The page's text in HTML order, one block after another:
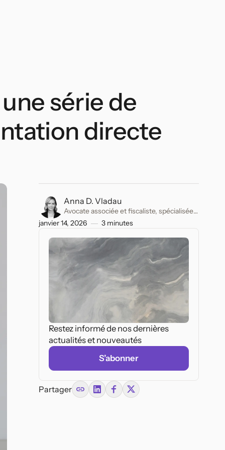
série de
directe
Anna D. Vladau
Avocate associée et fiscaliste, spécialisée
en planification fiscale suisse et
en droit fiscal et droit privé.
janvier 14, 2026 3 minutes
Partager
Geneva
Glarus
Source vérifiée
Planning(SR 700)
Swiss Criminal Procedure
(SR 312.0)
Source: Swiss Federal
Restez informé de nos dernières
actualités et nouveautés
S’abonner